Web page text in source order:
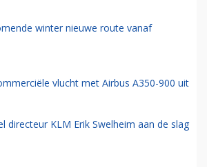
winter nieuwe route vanaf
vlucht met Airbus A350-900 uit
directeur KLM Erik Swelheim aan de slag